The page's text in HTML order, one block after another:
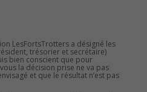
LesFortsTrotters a désigné les
trésorier et secrétaire)
bien conscient que pour
la décision prise ne va pas
et que le résultat n’est pas